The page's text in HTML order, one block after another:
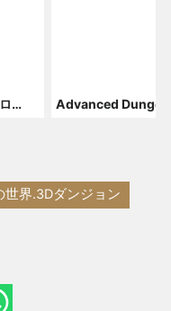
Advanced Dungeon&Dragons ヒーロー・オブ・ランス
世界.3Dダンジョン